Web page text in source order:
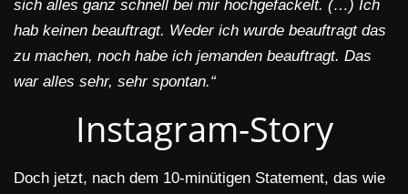
sich alles ganz schnell bei mir hochgefackelt. (…) Ich
hab keinen beauftragt. Weder ich wurde beauftragt das
zu machen, noch habe ich jemanden beauftragt. Das
war alles sehr, sehr spontan.“
Instagram-Story
Doch jetzt, nach dem 10-minütigen Statement, das wie